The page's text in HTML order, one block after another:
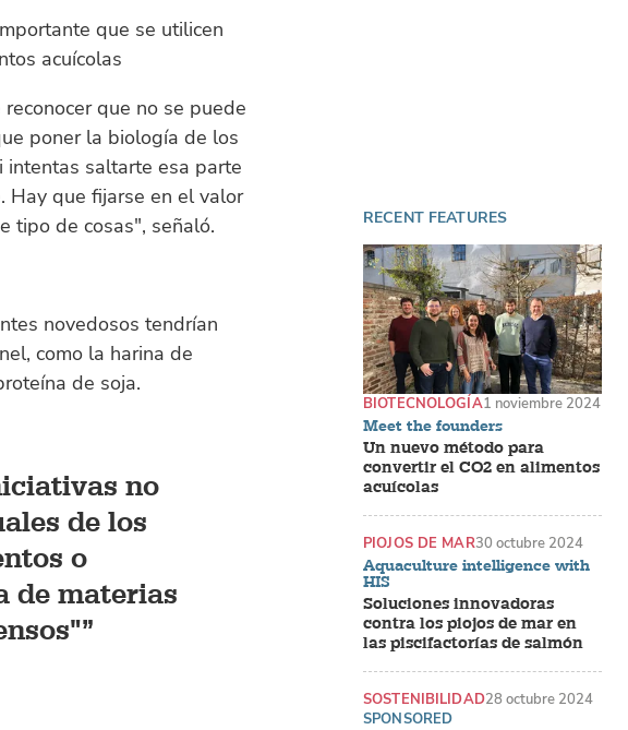
que se utilicen
acuícolas
que no se puede
poner la biología de los
intentas saltarte esa parte
Hay que fijarse en el valor
tipo de cosas", señaló.
novedosos tendrían
como la harina de
de soja.
no
de los
o
de materias
RECENT FEATURES
Meet the founders
Un nuevo método para
convertir el CO2 en alimentos
acuícolas
BIOTECNOLOGÍA1 noviembre 2024
Aquaculture intelligence with
HIS
Soluciones innovadoras
contra los piojos de mar en
las piscifactorías de salmón
PIOJOS DE MAR30 octubre 2024
SOSTENIBILIDAD28 octubre 2024
SPONSORED